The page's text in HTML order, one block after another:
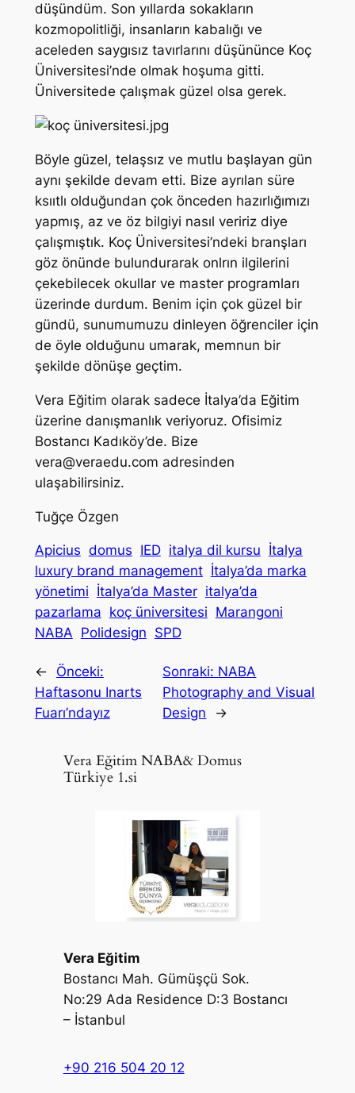
düşündüm. Son yıllarda sokakların
kozmopolitliği, insanların kabalığı ve
aceleden saygısız tavırlarını düşününce Koç
Üniversitesi’nde olmak hoşuma gitti.
Üniversitede çalışmak güzel olsa gerek.
Böyle güzel, telaşsız ve mutlu başlayan gün
aynı şekilde devam etti. Bize ayrılan süre
ksııtlı olduğundan çok önceden hazırlığımızı
yapmış, az ve öz bilgiyi nasıl veririz diye
çalışmıştık. Koç Üniversitesi’ndeki branşları
göz önünde bulundurarak onlrın ilgilerini
çekebilecek okullar ve master programları
üzerinde durdum. Benim için çok güzel bir
gündü, sunumumuzu dinleyen öğrenciler için
de öyle olduğunu umarak, memnun bir
şekilde dönüşe geçtim.
Vera Eğitim olarak sadece İtalya’da Eğitim
üzerine danışmanlık veriyoruz. Ofisimiz
Bostancı Kadıköy’de. Bize
vera@veraedu.com adresinden
ulaşabilirsiniz.
Tuğçe Özgen
Apicius domus IED italya dil kursu İtalya
luxury brand management İtalya’da marka
yönetimi İtalya’da Master italya’da
pazarlama koç üniversitesi Marangoni
NABA Polidesign SPD
←
Önceki:
Haftasonu Inarts
Fuarı’ndayız
Sonraki: NABA
Photography and Visual
Design
→
Vera Eğitim NABA& Domus
Türkiye 1.si
Vera Eğitim
Bostancı Mah. Gümüşçü Sok.
No:29 Ada Residence D:3 Bostancı
– İstanbul
+90 216 504 20 12